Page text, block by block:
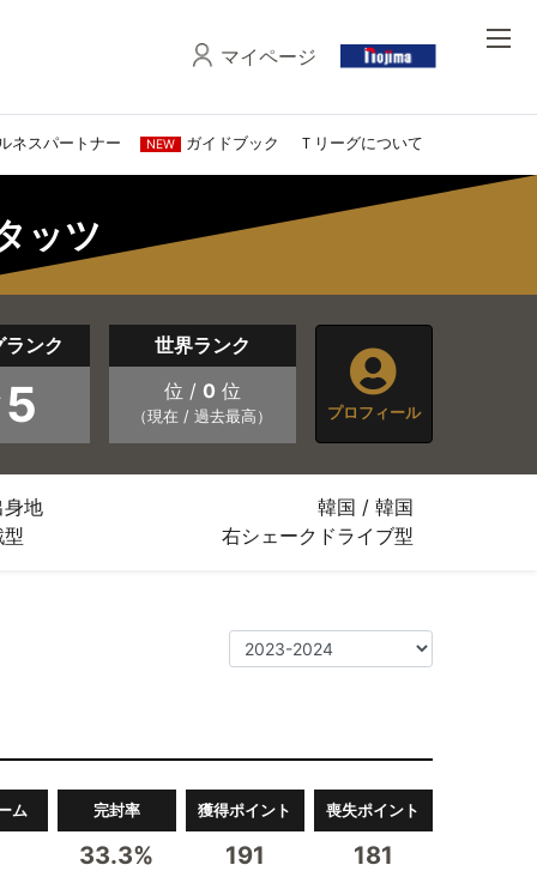
マイページ
ネスパートナー NEW ガイドブック Ｔリーグについて
ッツ
ンク
世界ランク
位 / 0 位
（現在 / 過去最高） プロフィール
身地
韓国 / 韓国
型
右シェークドライブ型
ム 完封率
33.3%
獲得ポイント
191
喪失ポイント
181